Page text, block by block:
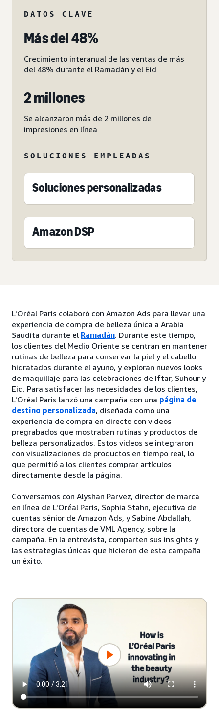
DATOS CLAVE
Más del 48%
Crecimiento interanual de las ventas de más
del 48% durante el Ramadán y el Eid
2 millones
Se alcanzaron más de 2 millones de
impresiones en línea
SOLUCIONES EMPLEADAS
Soluciones personalizadas
Amazon DSP
L'Oréal Paris colaboró con Amazon Ads para llevar una
experiencia de compra de belleza única a Arabia
Saudita durante el Ramadán. Durante este tiempo,
los clientes del Medio Oriente se centran en mantener
rutinas de belleza para conservar la piel y el cabello
hidratados durante el ayuno, y exploran nuevos looks
de maquillaje para las celebraciones de Iftar, Suhour y
Eid. Para satisfacer las necesidades de los clientes,
L'Oréal Paris lanzó una campaña con una página de
destino personalizada, diseñada como una
experiencia de compra en directo con videos
pregrabados que mostraban rutinas y productos de
belleza personalizados. Estos videos se integraron
con visualizaciones de productos en tiempo real, lo
que permitió a los clientes comprar artículos
directamente desde la página.
Conversamos con Alyshan Parvez, director de marca
en línea de L'Oréal Paris, Sophia Stahn, ejecutiva de
cuentas sénior de Amazon Ads, y Sabine Abdallah,
directora de cuentas de VML Agency, sobre la
campaña. En la entrevista, comparten sus insights y
las estrategias únicas que hicieron de esta campaña
un éxito.